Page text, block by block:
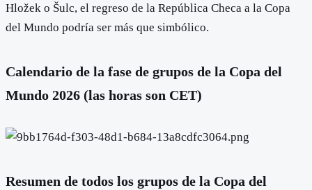
Hložek o Šulc, el regreso de la República Checa a la Copa
del Mundo podría ser más que simbólico.
Calendario de la fase de grupos de la Copa del
Mundo 2026 (las horas son CET)
Resumen de todos los grupos de la Copa del